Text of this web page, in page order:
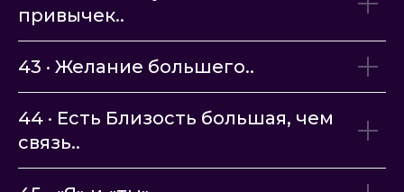
привычек..
43 · Желание большего..
44 · Есть Близость большая, чем
связь..